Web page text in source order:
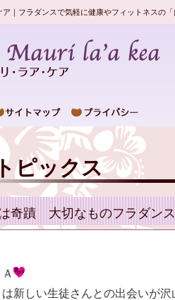
ア｜フラダンスで気軽に健康やフィットネス
ピックス
奇蹟 大切なものフラダンス
は新しい生徒さんとの出会いが沢